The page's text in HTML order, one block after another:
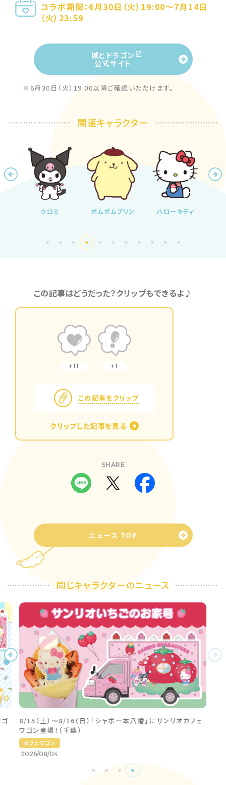
コラボ期間：6月30日（火）19:00～7月14日
（火）23:59
城とドラゴン
公式サイト
※6月30日（火）19:00以降ご確認いただけます。
関連キャラクター
クロミ ポムポムプリン ハローキティ
この記事はどうだった？クリップもできるよ♪
11 1
この記事をクリップ
クリップした記事を見る
SHARE
ニュース TOP
同じキャラクターのニュース
8/15（土）〜8/16（日）「シャポー本八幡」にサンリオカフェ
ワゴン登場！（千葉）
カフェワゴン
2026/08/04